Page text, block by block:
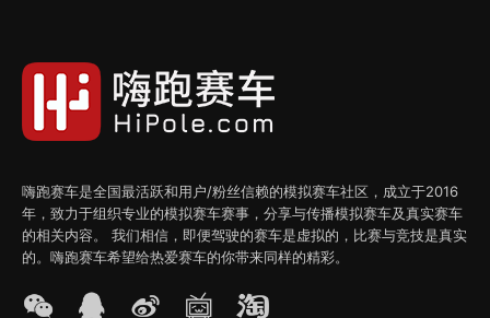
嗨跑赛车是全国最活跃和用户/粉丝信赖的模拟赛车社区，成立于2016
年，致力于组织专业的模拟赛车赛事，分享与传播模拟赛车及真实赛车
的相关内容。 我们相信，即便驾驶的赛车是虚拟的，比赛与竞技是真实
的。嗨跑赛车希望给热爱赛车的你带来同样的精彩。